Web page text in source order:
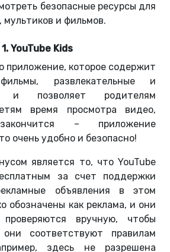
безопасные ресурсы для
мультиков и фильмов.
1. YouTube Kids
приложение, которое содержит
развлекательные и
позволяет родителям
время просмотра видео,
– приложение
очень удобно и безопасно!
является то, что YouTube
за счет поддержки
объявления в этом
обозначены как реклама, и они
проверяются вручную, чтобы
соответствуют правилам
здесь не разрешена